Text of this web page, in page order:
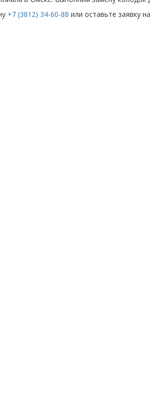
+7 (3812) 34-60-88 или оставьте заявку